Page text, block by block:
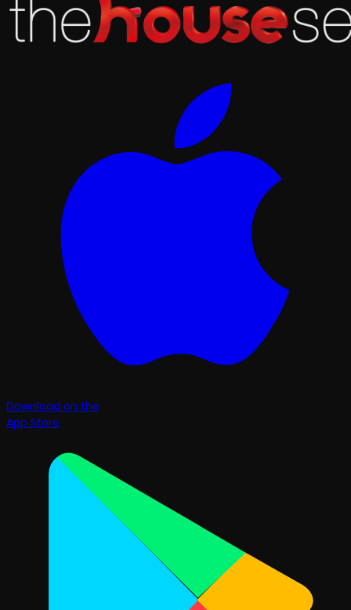
Download on the
App Store